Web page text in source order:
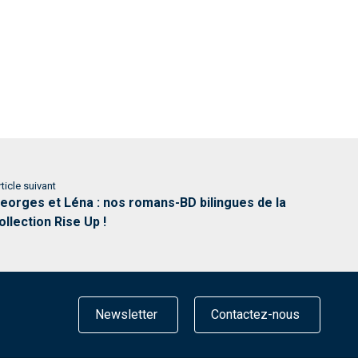
suivant
et Léna : nos romans-BD bilingues de la
Rise Up !
Newsletter Contactez-nous